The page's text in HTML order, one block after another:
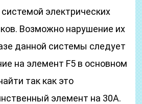
электрических
Возможно нарушение их
данной системы следует
на элемент F5 в основном
так как это
элемент на 30А.